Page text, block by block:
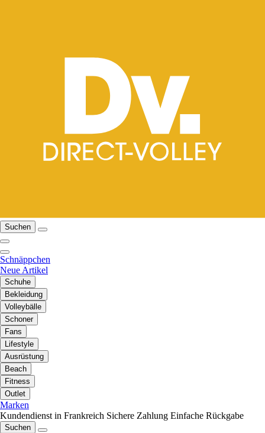
Suchen
Schnäppchen
Neue Artikel
Schuhe
Bekleidung
Volleybälle
Schoner
Fans
Lifestyle
Ausrüstung
Beach
Fitness
Outlet
Marken
Kundendienst in Frankreich Sichere Zahlung Einfache Rückgabe
Suchen